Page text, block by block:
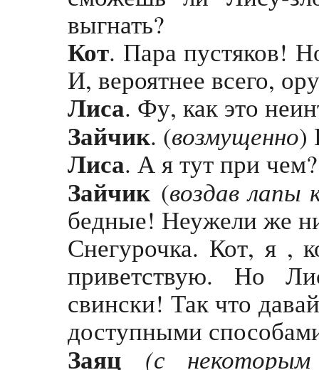
выгнать?
Кот. Пара пустяков!
И, вероятнее всего,
Лиса. Фу, как это
Зайчик. (возмущенно)
Лиса. А я тут при чем?
Зайчик(воздав лапы
бедные! Неужели же
Снегурочка. Кот, я ,
приветствую. Но
свински! Так что
доступными
Заяц
(с некоторым